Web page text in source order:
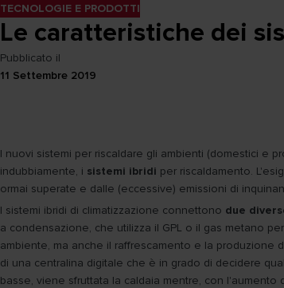
TECNOLOGIE E PRODOTTI
Le caratteristiche dei
Pubblicato il
11 Settembre 2019
I nuovi sistemi per riscaldare gli ambienti (domestici e
indubbiamente, i sistemi ibridi per riscaldamento.
ormai superate e dalle (eccessive) emissioni di
I sistemi ibridi di climatizzazione connettono due
a condensazione, che utilizza il GPL o il gas metano
ambiente, ma anche il raffrescamento e la produzione
di una centralina digitale che è in grado di decidere
basse, viene sfruttata la caldaia mentre, con